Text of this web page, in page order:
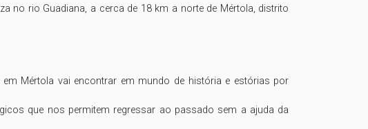
no rio Guadiana, a cerca de 18 km a norte de Mértola, distrito
Mértola vai encontrar em mundo de história e estórias por
que nos permitem regressar ao passado sem a ajuda da